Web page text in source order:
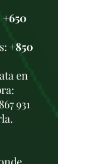
+650
+850
en
931